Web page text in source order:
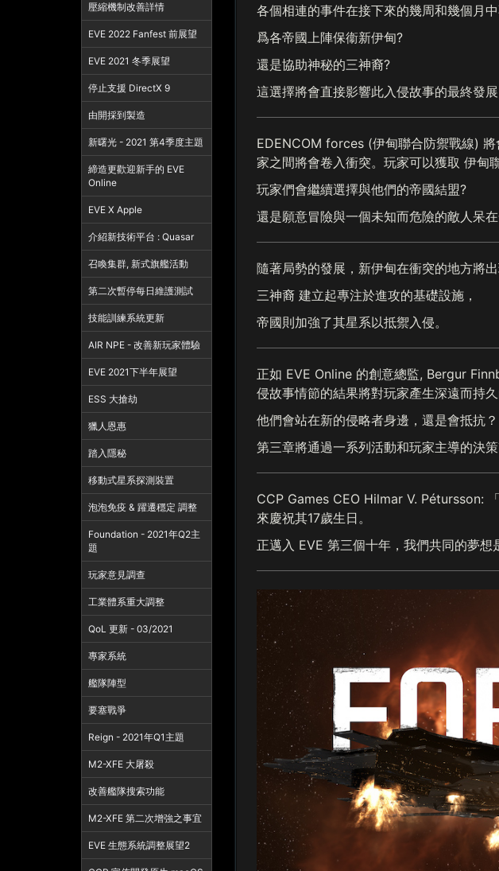
壓縮機制改善詳情
EVE 2022 Fanfest 前展望
EVE 2021 冬季展望
停止支援 DirectX 9
由開採到製造
新曙光 - 2021 第4季度主題
締造更歡迎新手的 EVE
Online
EVE X Apple
介紹新技術平台 : Quasar
召喚集群, 新式旗艦活動
第二次暫停每日維護測試
技能訓練系統更新
AIR NPE - 改善新玩家體驗
EVE 2021下半年展望
ESS 大搶劫
獵人恩惠
踏入隱秘
移動式星系探測裝置
泡泡免疫 & 躍遷穩定 調整
Foundation - 2021年Q2主
題
玩家意見調查
工業體系重大調整
QoL 更新 - 03/2021
專家系統
艦隊陣型
要塞戰爭
Reign - 2021年Q1主題
M2-XFE 大屠殺
改善艦隊搜索功能
M2-XFE 第二次增強之事宜
EVE 生態系統調整展望2
各個相連的事件在接下來的幾周和幾個月
爲各帝國上陣保衞新伊甸?
還是協助神秘的三神裔?
這選擇將會直接影響此入侵故事的最終發
EDENCOM forces (伊甸聯合防禦戰線)
家之間將會卷入衝突。玩家可以獲取 伊甸
玩家們會繼續選擇與他們的帝國結盟?
還是願意冒險與一個未知而危險的敵人呆在
隨著局勢的發展，新伊甸在衝突的地方將
三神裔 建立起專注於進攻的基礎設施，
帝國則加強了其星系以抵禦入侵。
正如 EVE Online 的創意總監, Bergur
侵故事情節的結果將對玩家產生深遠而持
他們會站在新的侵略者身邊，還是會抵抗？
第三章將通過一系列活動和玩家主導的決
CCP Games CEO Hilmar V. Pétursson:
來慶祝其17歲生日。
正邁入 EVE 第三個十年，我們共同的夢想